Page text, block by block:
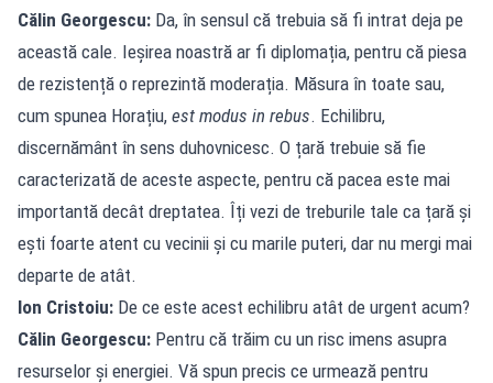
Călin Georgescu: Da, în sensul că trebuia să fi intrat deja pe
această cale. Ieșirea noastră ar fi diplomația, pentru că piesa
de rezistență o reprezintă moderația. Măsura în toate sau,
cum spunea Horațiu, est modus in rebus. Echilibru,
discernământ în sens duhovnicesc. O țară trebuie să fie
caracterizată de aceste aspecte, pentru că pacea este mai
importantă decât dreptatea. Îți vezi de treburile tale ca țară și
ești foarte atent cu vecinii și cu marile puteri, dar nu mergi mai
departe de atât.
Ion Cristoiu: De ce este acest echilibru atât de urgent acum?
Călin Georgescu: Pentru că trăim cu un risc imens asupra
resurselor și energiei. Vă spun precis ce urmează pentru